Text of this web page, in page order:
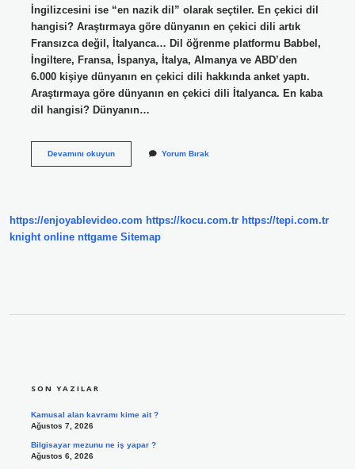
İngilizcesini ise “en nazik dil” olarak seçtiler. En çekici dil
hangisi? Araştırmaya göre dünyanın en çekici dili artık
Fransızca değil, İtalyanca… Dil öğrenme platformu Babbel,
İngiltere, Fransa, İspanya, İtalya, Almanya ve ABD’den
6.000 kişiye dünyanın en çekici dili hakkında anket yaptı.
Araştırmaya göre dünyanın en çekici dili İtalyanca. En kaba
dil hangisi? Dünyanın…
Devamını okuyunEn
Yorum Bırak
https://enjoyablevideo.com https://kocu.com.tr https://tepi.com.tr
knight online nttgame Sitemap
SON YAZILAR
Kamusal alan kavramı kime ait ?
Ağustos 7, 2026
Bilgisayar mezunu ne iş yapar ?
Ağustos 6, 2026